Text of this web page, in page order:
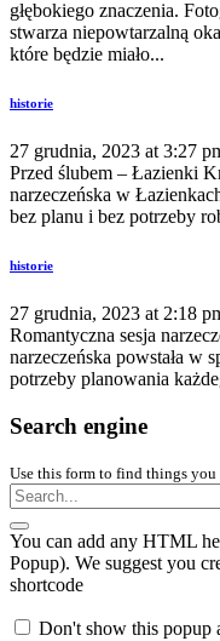
głębokiego znaczenia.
stwarza niepowtarzalną
które będzie miało...
historie
27 grudnia, 2023 at 3:27
Przed ślubem – Łazienki
narzeczeńska w
bez planu i bez potrzeby
historie
27 grudnia, 2023 at 2:18
Romantyczna sesja
narzeczeńska powstała w
potrzeby planowania
Search engine
Use this form to find things you
You can add any HTML
Popup). We suggest you
shortcode
Don't show this popup